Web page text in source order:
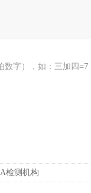
数字），如：三加四=7
检测机构